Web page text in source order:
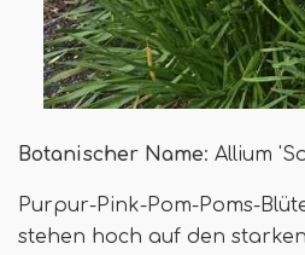
Botanischer Name: Allium
Purpur-Pink-Pom-Poms-
stehen hoch auf den